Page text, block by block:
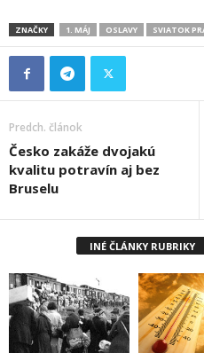
ZNAČKY 1. MÁJ OSLAVY SVIATOK
Predch. článok
Česko zakáže dvojakú
kvalitu potravín aj bez
Bruselu
INÉ ČLÁNKY RUBRIKY